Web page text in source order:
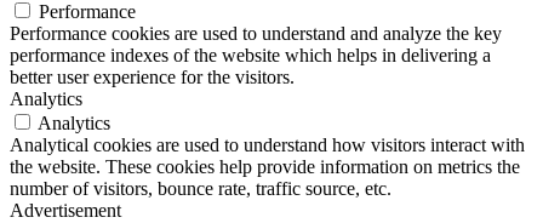
Performance
Performance cookies are used to understand and analyze the key
performance indexes of the website which helps in delivering a
better user experience for the visitors.
Analytics
Analytics
Analytical cookies are used to understand how visitors interact with
the website. These cookies help provide information on metrics the
number of visitors, bounce rate, traffic source, etc.
Advertisement